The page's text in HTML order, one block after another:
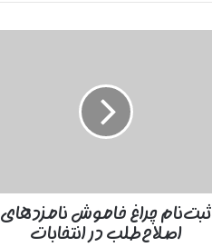
ثبت‌نام چراغ خاموش نامزد‌های
اصلاح‌طلب در انتخابات